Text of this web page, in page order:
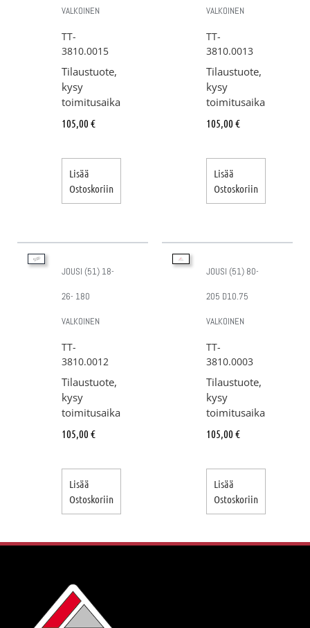
VALKOINEN
TT-
3810.0015
Tilaustuote,
kysy
toimitusaika
105,00 €
Lisää
Ostoskoriin
VALKOINEN
TT-
3810.0013
Tilaustuote,
kysy
toimitusaika
105,00 €
Lisää
Ostoskoriin
JOUSI (51) 18-
26- 180
VALKOINEN
TT-
3810.0012
Tilaustuote,
kysy
toimitusaika
105,00 €
Lisää
Ostoskoriin
JOUSI (51) 80-
205 D10.75
VALKOINEN
TT-
3810.0003
Tilaustuote,
kysy
toimitusaika
105,00 €
Lisää
Ostoskoriin